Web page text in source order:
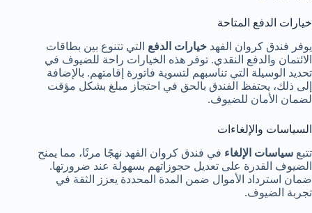
خيارات الدفع المتاحة
يوفر فندق كروان الفهد خيارات الدفع التي تتنوع بين بطاقات
الائتمان والدفع النقدي. توفر هذه الخيارات راحة للضيوف في
تحديد الوسيلة التي تناسبهم لتسوية فاتورة إقامتهم. بالإضافة
إلى ذلك، يحتفظ الفندق بالحق في احتجاز مبلغ بشكل مؤقت
لضمان الأمان للضيوف.
السياسات والإلغاءات
تتبع سياسات الإلغاء في فندق كروان الفهد نهجًا مرنًا، مما يمنح
الضيوف القدرة على تعديل حجوزاتهم بسهولة عند ضرورتها.
ضمان استرداد الأموال ضمن المدة المحددة يعزز الثقة في
تجربة الضيوف.